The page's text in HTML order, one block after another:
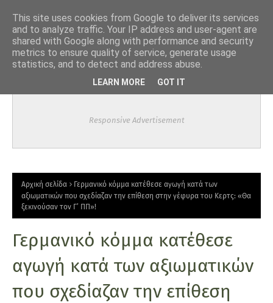
Responsive Advertisement
Αρχική σελίδα
Γερμανικό κόμμα κατέθεσε αγωγή κατά των
αξιωματικών που σχεδίαζαν την επίθεση στην γέφυρα του Κερτς: «Θα
ξεκινούσαν τον Γ’ ΠΠ»!
Γερμανικό κόμμα κατέθεσε
αγωγή κατά των αξιωματικών
που σχεδίαζαν την επίθεση
This site uses cookies from Google to deliver its services
and to analyze traffic. Your IP address and user-agent are
shared with Google along with performance and security
metrics to ensure quality of service, generate usage
statistics, and to detect and address abuse.
LEARN MORE GOT IT